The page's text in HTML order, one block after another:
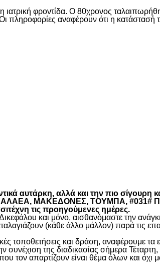
ιατρική φροντίδα. Ο 80χρονος
πληροφορίες αναφέρουν ότι η κατάστασή
αυτάρκη, αλλά και την πιο σίγουρη
ΜΑΚΕΔΟΝΕΣ, ΤΟΥΜΠΑ,
τις προηγούμενες ημέρες.
και μόνο, αισθανόμαστε την
(κάθε άλλο μάλλον) παρά τις
τοποθετήσεις και δράση, αναφέρουμε τα
συνέχιση της διαδικασίας σήμερα
τον απαρτίζουν είναι θέμα όλων και